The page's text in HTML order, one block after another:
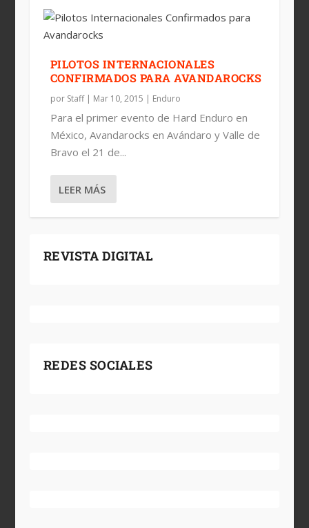
PILOTOS INTERNACIONALES
CONFIRMADOS PARA AVANDAROCKS
por Staff| Mar 10, 2015 | Enduro
Para el primer evento de Hard Enduro en
México, Avandarocks en Avándaro y Valle de
Bravo el 21 de...
LEER MÁS
REVISTA DIGITAL
REDES SOCIALES